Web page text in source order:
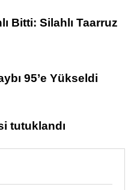
Bitti: Silahlı Taarruz
95’e Yükseldi
tutuklandı